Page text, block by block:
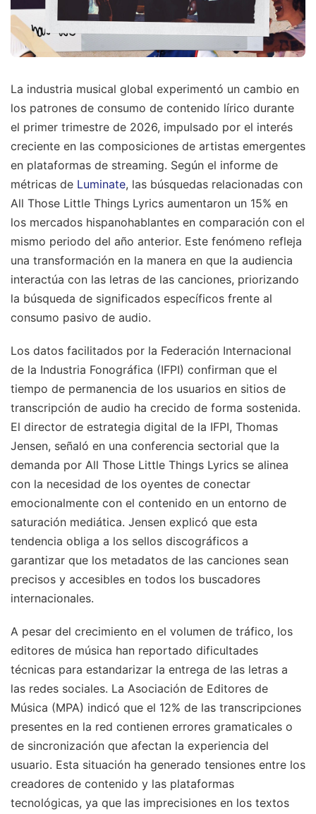
La industria musical global experimentó un cambio en
los patrones de consumo de contenido lírico durante
el primer trimestre de 2026, impulsado por el interés
creciente en las composiciones de artistas emergentes
en plataformas de streaming. Según el informe de
métricas de Luminate, las búsquedas relacionadas con
All Those Little Things Lyrics aumentaron un 15% en
los mercados hispanohablantes en comparación con el
mismo periodo del año anterior. Este fenómeno refleja
una transformación en la manera en que la audiencia
interactúa con las letras de las canciones, priorizando
la búsqueda de significados específicos frente al
consumo pasivo de audio.
Los datos facilitados por la Federación Internacional
de la Industria Fonográfica (IFPI) confirman que el
tiempo de permanencia de los usuarios en sitios de
transcripción de audio ha crecido de forma sostenida.
El director de estrategia digital de la IFPI, Thomas
Jensen, señaló en una conferencia sectorial que la
demanda por All Those Little Things Lyrics se alinea
con la necesidad de los oyentes de conectar
emocionalmente con el contenido en un entorno de
saturación mediática. Jensen explicó que esta
tendencia obliga a los sellos discográficos a
garantizar que los metadatos de las canciones sean
precisos y accesibles en todos los buscadores
internacionales.
A pesar del crecimiento en el volumen de tráfico, los
editores de música han reportado dificultades
técnicas para estandarizar la entrega de las letras a
las redes sociales. La Asociación de Editores de
Música (MPA) indicó que el 12% de las transcripciones
presentes en la red contienen errores gramaticales o
de sincronización que afectan la experiencia del
usuario. Esta situación ha generado tensiones entre los
creadores de contenido y las plataformas
tecnológicas, ya que las imprecisiones en los textos